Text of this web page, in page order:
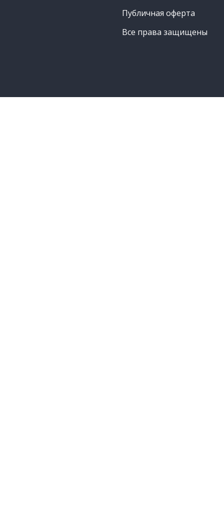
Публичная оферта
Все права защищены